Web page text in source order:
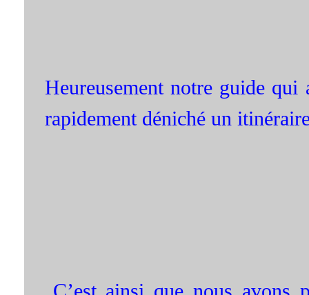
Heureusement notre guide
rapidement déniché un